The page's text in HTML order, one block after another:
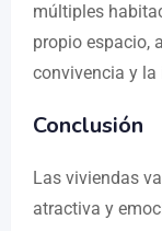
múltiples
propio espacio,
convivencia y
Conclusión
Las viviendas
atractiva y